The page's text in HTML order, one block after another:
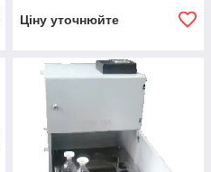
Ціну уточнюйте